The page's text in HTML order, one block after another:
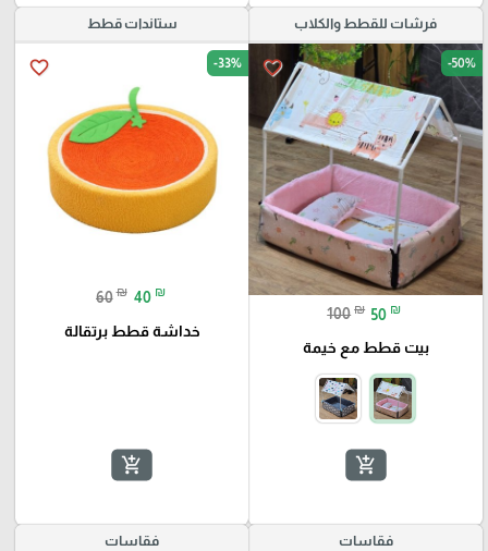
فرشات للقطط والكلاب
favorite_border -50%
100 ₪ 50 ₪
بيت قطط مع خيمة
add_shopping_cart
ستاندات قطط
favorite_border -33%
60 ₪ 40 ₪
خداشة قطط برتقالة
add_shopping_cart
فقاسات فقاسات